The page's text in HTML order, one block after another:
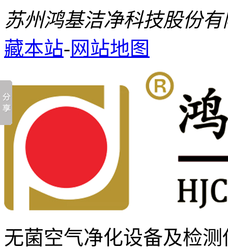
苏州鸿基洁净科技股份
藏本站-网站地图
无菌空气净化设备及检